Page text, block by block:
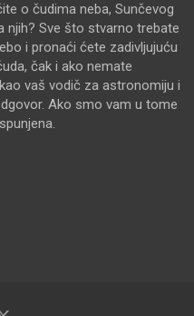
o čudima neba, Sunčevog
njih? Sve što stvarno trebate
i pronaći ćete zadivljujuću
čak i ako nemate
vaš vodič za astronomiju i
Ako smo vam u tome